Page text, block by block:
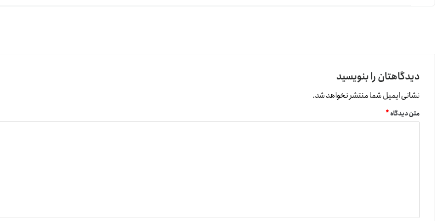
کاربردهای نیر
Doomslug برای اعتبارسنجی تراکنش‌ها و امنیت شبکه بهره می‌گیرد.
دارد؛ به‌طوری‌که ۱۰۰ هزار تراکنش را در ثانیه پردازش می‌کند. از آن گذشته میزان سهام ولیدیتورها بر نقش آن‌ها برای تأیید تراکنش‌ها تأثیرگذار
بلکه تأیید تراکنش‌ها به‌صورت نوبت‌بندی بین ولیدیتورها صورت می‌گیرد. این موضوع به جلوگیری از ایجاد تمرکز در شبکه نیر پروتکل
می‌کند.
دیدگاهتان را بنویسید
نشانی ایمیل شما منتشر نخواهد شد.
متن دیدگاه*